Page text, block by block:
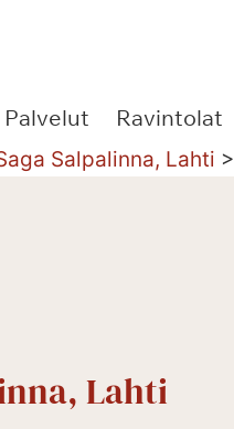
Palvelut Ravintolat
Salpalinna, Lahti >
Lahti